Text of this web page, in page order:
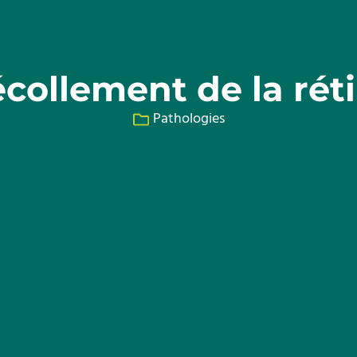
de la
Pathologies